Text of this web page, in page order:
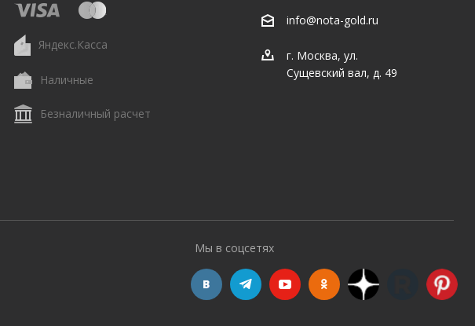
Яндекс.Касса
Наличные
Безналичный расчет
info@nota-gold.ru
г. Москва, ул.
Сущевский вал, д. 49
Мы в соцсетях